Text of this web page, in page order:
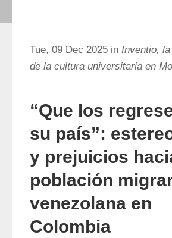
Tue, 09 Dec 2025 in Inventio,
de la cultura universitaria en
“Que los
su país”:
y prejuicios
población
venezolana en
Colombia